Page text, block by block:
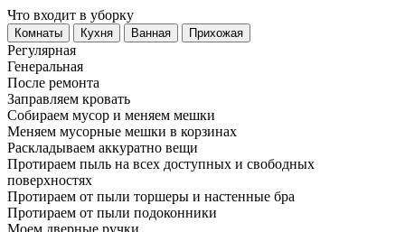
Что входит в уборку
Регу­лярная
Гене­ральная
После ремонта
Заправляем кровать
Собираем мусор и меняем мешки
Меняем мусорные мешки в корзинах
Раскладываем аккуратно вещи
Протираем пыль на всех доступных и свободных
поверхностях
Протираем от пыли торшеры и настенные бра
Протираем от пыли подоконники
Моем дверные ручки